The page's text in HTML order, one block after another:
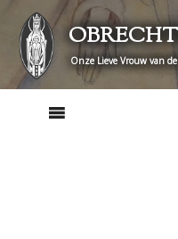
content
Onze Lieve Vrouw van